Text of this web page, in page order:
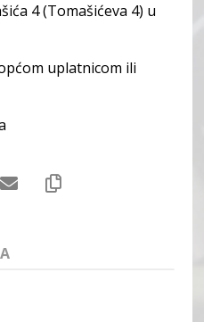
4 (Tomašićeva 4) u
uplatnicom ili